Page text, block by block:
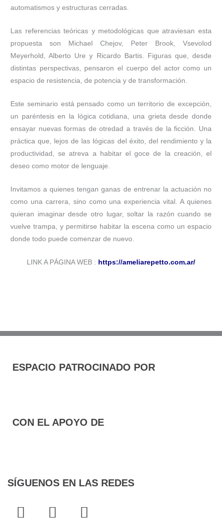
automatismos y estructuras cerradas.
Las referencias teóricas y metodológicas que atraviesan esta
propuesta son Michael Chejov, Peter Brook, Vsevolod
Meyerhold, Alberto Ure y Ricardo Bartis. Figuras que, desde
distintas perspectivas, pensaron el cuerpo del actor como un
espacio de resistencia, de potencia y de transformación.
Este seminario está pensado como un territorio de excepción,
un paréntesis en la lógica cotidiana, una grieta desde donde
ensayar nuevas formas de otredad a través de la ficción. Una
práctica que, lejos de las lógicas del éxito, del rendimiento y la
productividad, se atreva a habitar el goce de la creación, el
deseo como motor de lenguaje.
Invitamos a quienes tengan ganas de entrenar la actuación no
como una carrera, sino como una experiencia vital. A quienes
quieran imaginar desde otro lugar, soltar la razón cuando se
vuelve trampa, y permitirse habitar la escena como un espacio
donde todo puede comenzar de nuevo.
LINK A PÁGINA WEB : https://ameliarepetto.com.ar/
ESPACIO PATROCINADO POR
CON EL APOYO DE
SÍGUENOS EN LAS REDES
F
a
T
w
I
n